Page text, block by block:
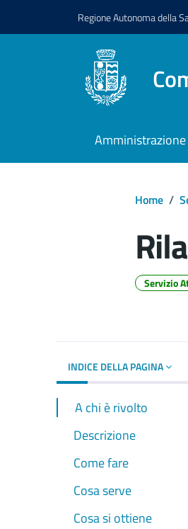
RegioneAutonoma della
Amministrazione
Home /
Servizio
INDICE DELLA PAGINA
A chi è rivolto
Descrizione
Come fare
Cosa serve
Cosa si ottiene